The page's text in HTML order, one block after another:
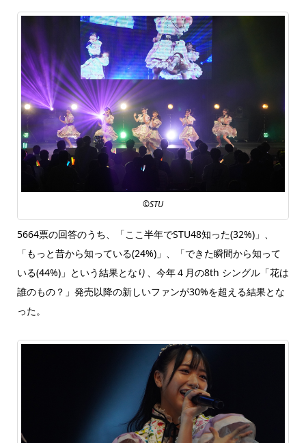
©STU
5664票の回答のうち、「ここ半年でSTU48知った(32%)」、
「もっと昔から知っている(24%)」、「できた瞬間から知って
いる(44%)」という結果となり、今年４月の8th シングル「花は
誰のもの？」発売以降の新しいファンが30%を超える結果とな
った。